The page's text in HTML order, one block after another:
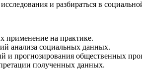
и разбираться в
применение на практике.
анализа социальных данных.
и прогнозирования общественных
полученных данных.